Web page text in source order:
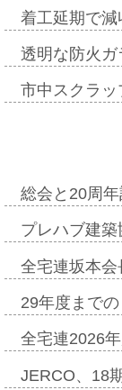
着工延期で
透明な防火
市中スクラ
総会と20周
プレハブ建
全宅連坂本
29年度まで
全宅連2026
JERCO、18